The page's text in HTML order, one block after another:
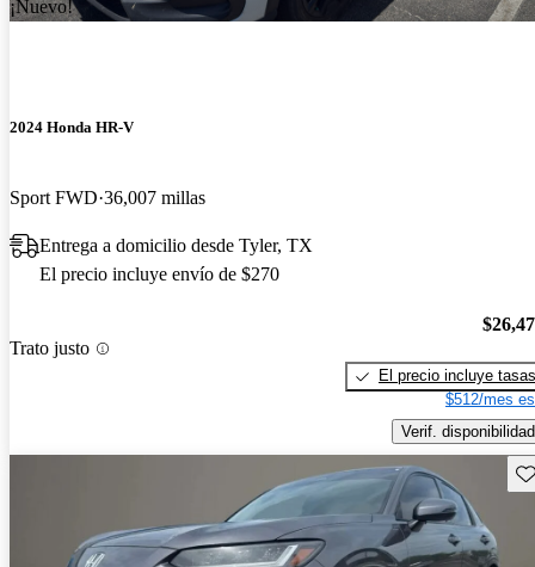
¡Nuevo!
2024 Honda HR-V
Sport FWD 36,007 millas
Entrega a domicilio desde Tyler, TX
El precio incluye envío de $270
Trato justo
El precio incluye tasas
$512/mes
Verif. disponibilidad